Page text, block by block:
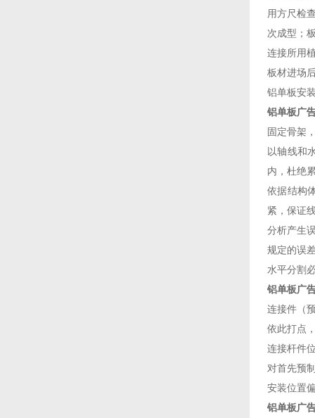
用方尺检
次成型；
连接所用植
板材进场后
铝单板安装
铝单板广告
固定骨架
以轴线和
内，杜绝
依据结构体
紧，保
分析产生误
规定的误差
水平分割必
铝单板广告
连接件（
依此打点
连接杆件位
对首先预制
安装位置
铝单板广告